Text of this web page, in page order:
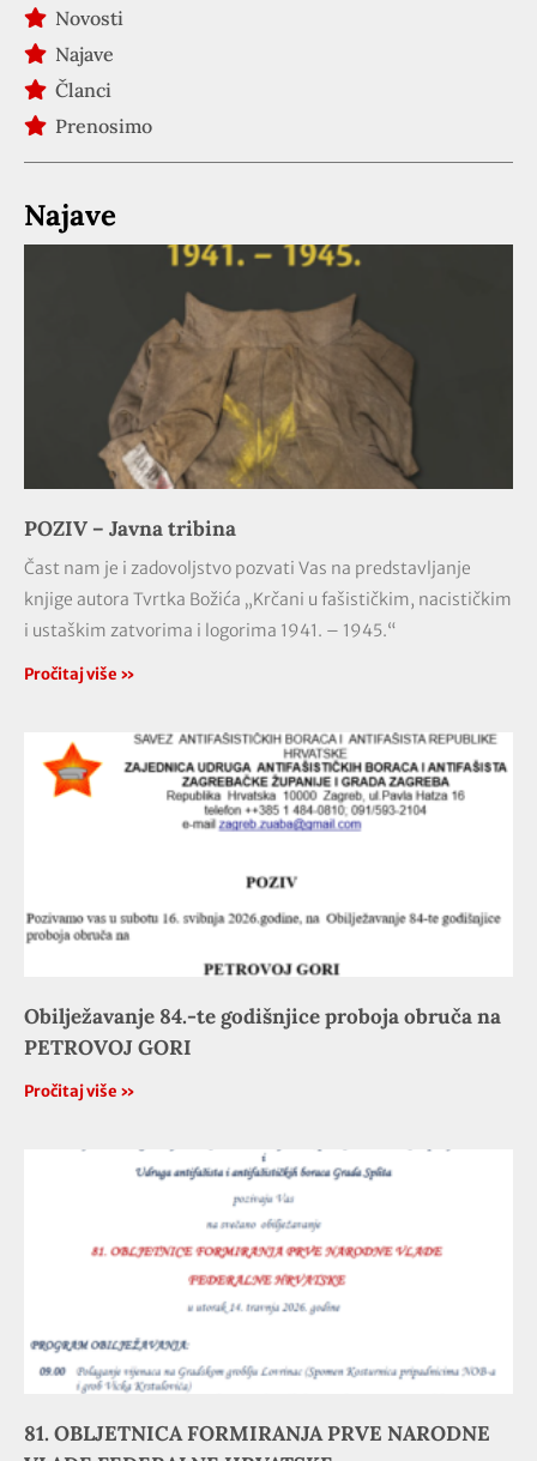
Novosti
Najave
Članci
Prenosimo
Najave
POZIV – Javna tribina
Čast nam je i zadovoljstvo pozvati Vas na predstavljanje
knjige autora Tvrtka Božića „Krčani u fašističkim, nacističkim
i ustaškim zatvorima i logorima 1941. – 1945.“
Pročitaj više »
Obilježavanje 84.-te godišnjice proboja obruča na
PETROVOJ GORI
Pročitaj više »
81. OBLJETNICA FORMIRANJA PRVE NARODNE